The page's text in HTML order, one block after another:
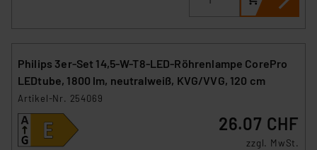
Philips 3er-Set 14,5-W-T8-LED-Röhrenlampe CorePro
LEDtube, 1800 lm, neutralweiß, KVG/VVG, 120 cm
Artikel-Nr. 254069
26.07 CHF
zzgl. MwSt.